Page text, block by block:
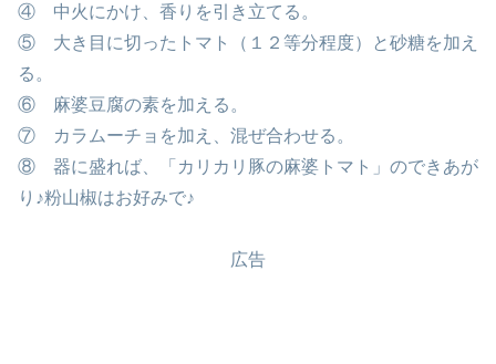
④ 中火にかけ、香りを引き立てる。
⑤ 大き目に切ったトマト（１２等分程度）と砂糖を加え
る。
⑥ 麻婆豆腐の素を加える。
⑦ カラムーチョを加え、混ぜ合わせる。
⑧ 器に盛れば、「カリカリ豚の麻婆トマト」のできあが
り♪粉山椒はお好みで♪
広告